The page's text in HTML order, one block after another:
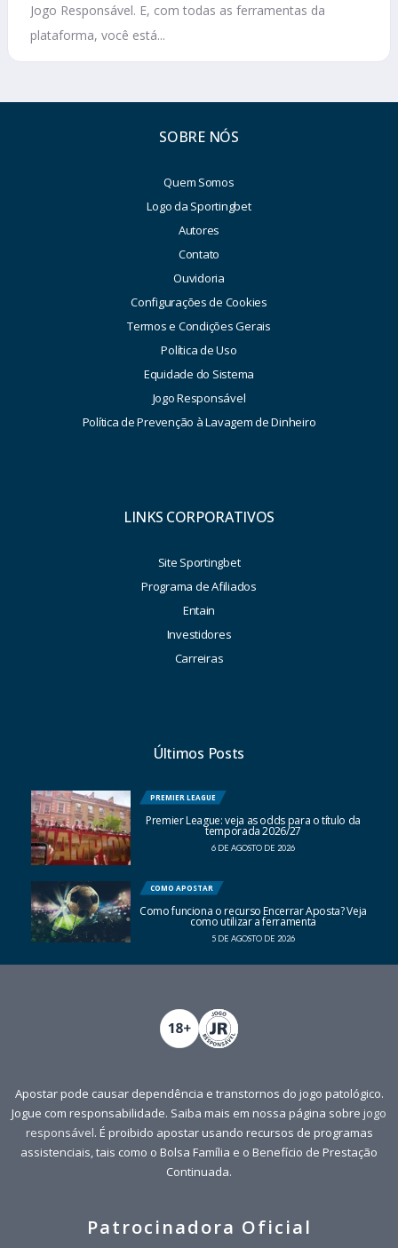
Jogo Responsável. E, com todas as ferramentas da
plataforma, você está...
SOBRE NÓS
Quem Somos
Logo da Sportingbet
Autores
Contato
Ouvidoria
Configurações de Cookies
Termos e Condições Gerais
Política de Uso
Equidade do Sistema
Jogo Responsável
Política de Prevenção à Lavagem de Dinheiro
LINKS CORPORATIVOS
Site Sportingbet
Programa de Afiliados
Entain
Investidores
Carreiras
Últimos Posts
PREMIER LEAGUE
Premier League: veja as odds para o título da
temporada 2026/27
6 DE AGOSTO DE 2026
COMO APOSTAR
Como funciona o recurso Encerrar Aposta? Veja
como utilizar a ferramenta
5 DE AGOSTO DE 2026
Apostar pode causar dependência e transtornos do jogo patológico.
Jogue com responsabilidade. Saiba mais em nossa página sobre jogo
responsável. É proibido apostar usando recursos de programas
assistenciais, tais como o Bolsa Família e o Benefício de Prestação
Continuada.
Patrocinadora Oficial